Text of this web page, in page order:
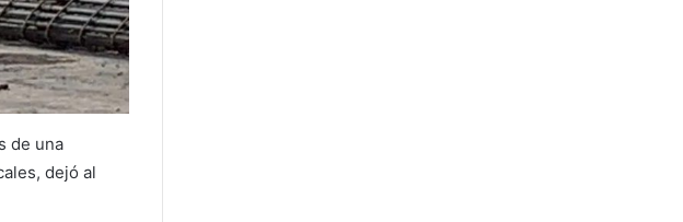
de una
dejó al